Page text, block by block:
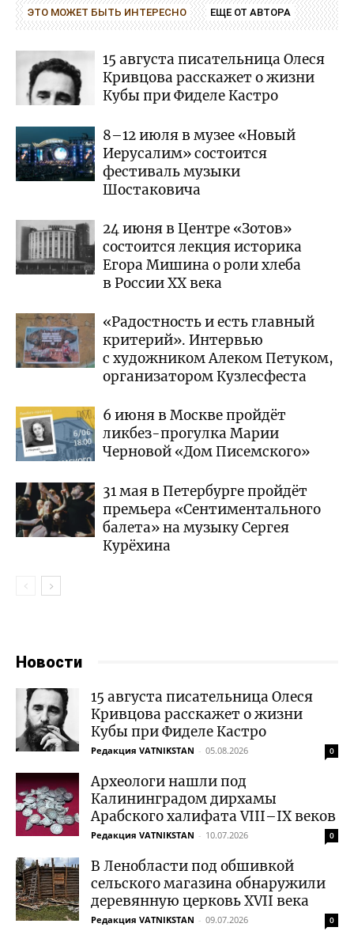
ЭТО МОЖЕТ БЫТЬ ИНТЕРЕСНО ЕЩЕ ОТ АВТОРА
15 августа писательница Олеся
Кривцова расскажет о жизни
Кубы при Фиделе Кастро
8–12 июля в музее «Новый
Иерусалим» состоится
фестиваль музыки
Шостаковича
24 июня в Центре «Зотов»
состоится лекция историка
Егора Мишина о роли хлеба
в России XX века
«Радостность и есть главный
критерий». Интервью
с художником Алеком Петуком,
организатором Кузлесфеста
6 июня в Москве пройдёт
ликбез-прогулка Марии
Черновой «Дом Писемского»
31 мая в Петербурге пройдёт
премьера «Сентиментального
балета» на музыку Сергея
Курёхина
Новости
15 августа писательница Олеся
Кривцова расскажет о жизни
Кубы при Фиделе Кастро
Редакция VATNIKSTAN - 05.08.2026 0
Археологи нашли под
Калининградом дирхамы
Арабского халифата VIII–IX веков
Редакция VATNIKSTAN - 10.07.2026 0
В Ленобласти под обшивкой
сельского магазина обнаружили
деревянную церковь XVII века
Редакция VATNIKSTAN - 09.07.2026 0